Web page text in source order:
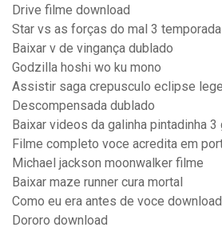
Drive filme download
Star vs as forças do mal 3
Baixar v de vingança dublado
Godzilla hoshi wo ku mono
Assistir saga crepusculo eclipse
Descompensada dublado
Baixar videos da galinha pintadinha 3
Filme completo voce acredita em
Michael jackson moonwalker filme
Baixar maze runner cura mortal
Como eu era antes de voce
Dororo download